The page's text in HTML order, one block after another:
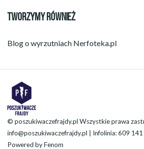
TWORZYMY RÓWNIEŻ
Blog o wyrzutniach Nerfoteka.pl
© poszukiwaczefrajdy.pl Wszystkie prawa
info@poszukiwaczefrajdy.pl | Infolinia: 609
Powered byFenom